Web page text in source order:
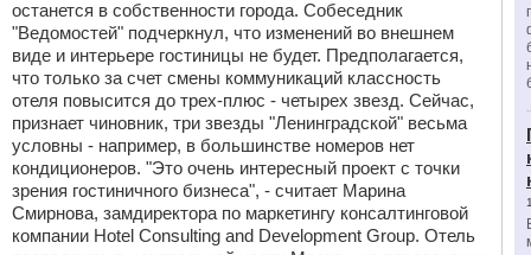
останется в собственности города. Собеседник
"Ведомостей" подчеркнул, что изменений во внешнем
виде и интерьере гостиницы не будет. Предполагается,
что только за счет смены коммуникаций классность
отеля повысится до трех-плюс - четырех звезд. Сейчас,
признает чиновник, три звезды "Ленинградской" весьма
условны - например, в большинстве номеров нет
кондиционеров. "Это очень интересный проект с точки
зрения гостиничного бизнеса", - считает Марина
Смирнова, замдиректора по маркетингу консалтинговой
компании Hotel Consulting and Development Group. Отель